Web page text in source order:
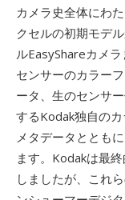
カメラ史全体にわ
クセルの初期モデ
ルEasyShareカメ
センサーのカラー
ータ、生のセンサ
するKodak独自の
メタデータととも
ます。Kodakは最
しましたが、これ